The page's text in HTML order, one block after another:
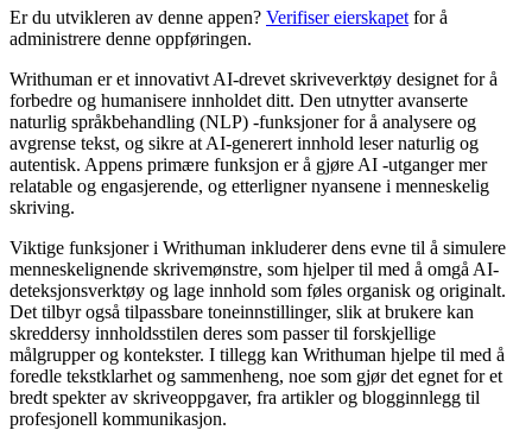
Er du utvikleren av denne appen? Verifiser eierskapet for å
administrere denne oppføringen.
Writhuman er et innovativt AI-drevet skriveverktøy designet for å
forbedre og humanisere innholdet ditt. Den utnytter avanserte
naturlig språkbehandling (NLP) -funksjoner for å analysere og
avgrense tekst, og sikre at AI-generert innhold leser naturlig og
autentisk. Appens primære funksjon er å gjøre AI -utganger mer
relatable og engasjerende, og etterligner nyansene i menneskelig
skriving.
Viktige funksjoner i Writhuman inkluderer dens evne til å simulere
menneskelignende skrivemønstre, som hjelper til med å omgå AI-
deteksjonsverktøy og lage innhold som føles organisk og originalt.
Det tilbyr også tilpassbare toneinnstillinger, slik at brukere kan
skreddersy innholdsstilen deres som passer til forskjellige
målgrupper og kontekster. I tillegg kan Writhuman hjelpe til med å
foredle tekstklarhet og sammenheng, noe som gjør det egnet for et
bredt spekter av skriveoppgaver, fra artikler og blogginnlegg til
profesjonell kommunikasjon.